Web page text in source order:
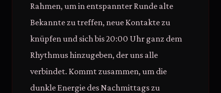
Rahmen, um in entspannter Runde alte
Bekannte zu treffen, neue Kontakte zu
knüpfen und sich bis 20:00 Uhr ganz dem
Rhythmus hinzugeben, der uns alle
verbindet. Kommt zusammen, um die
dunkle Energie des Nachmittags zu